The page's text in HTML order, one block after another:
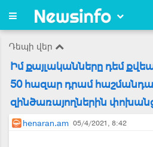
Դեպի վեր
Իմ քայլականները դեմ
50 հազար դրամ
զինծառայողներին
henaran.am 05/4/2021, 8:42